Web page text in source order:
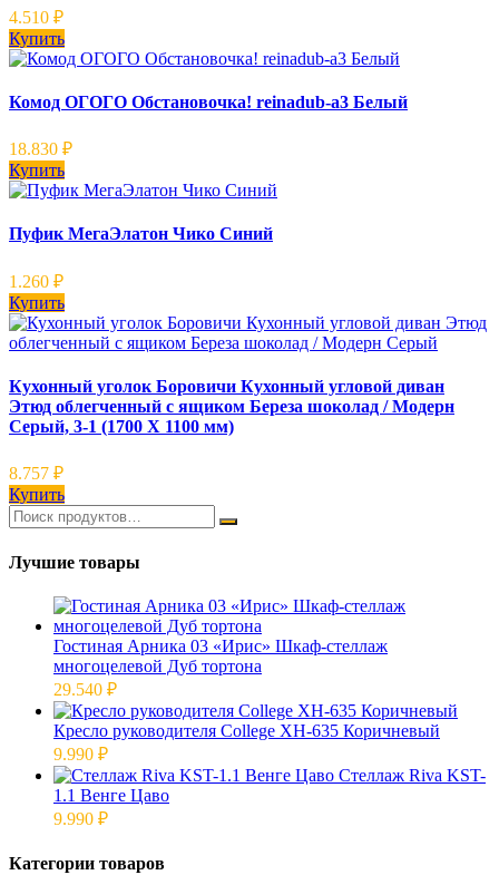
4.510 ₽
Купить
Комод ОГОГО Обстановочка! reinadub-a3 Белый
18.830 ₽
Купить
Пуфик МегаЭлатон Чико Синий
1.260 ₽
Купить
Кухонный уголок Боровичи Кухонный угловой диван
Этюд облегченный с ящиком Береза шоколад / Модерн
Серый, 3-1 (1700 Х 1100 мм)
8.757 ₽
Купить
Лучшие товары
Гостиная Арника 03 «Ирис» Шкаф-стеллаж
многоцелевой Дуб тортона
29.540 ₽
Кресло руководителя College XH-635 Коричневый
9.990 ₽
Стеллаж Riva KST-
1.1 Венге Цаво
9.990 ₽
Категории товаров